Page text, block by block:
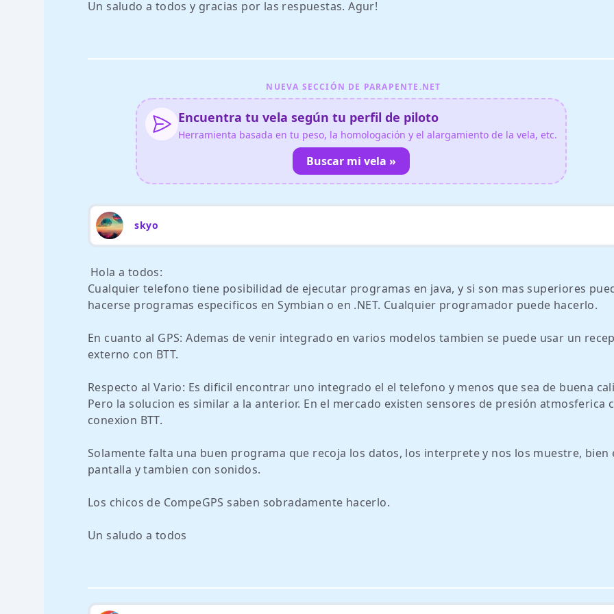
Un saludo a todos y gracias por las respuestas. Agur!
NUEVA SECCIÓN DE PARAPENTE.NET
Encuentra tu vela según tu perfil de piloto
Herramienta basada en tu peso, la homologación y el alargamiento de la vela, etc.
Buscar mi vela »
skyo
Hola a todos:
Cualquier telefono tiene posibilidad de ejecutar programas en java, y si son mas superiores
hacerse programas especificos en Symbian o en .NET. Cualquier programador puede hacerlo.
En cuanto al GPS: Ademas de venir integrado en varios modelos tambien se puede usar un
externo con BTT.
Respecto al Vario: Es dificil encontrar uno integrado el el telefono y menos que sea de buena
Pero la solucion es similar a la anterior. En el mercado existen sensores de presión atmosferica
conexion BTT.
Solamente falta una buen programa que recoja los datos, los interprete y nos los muestre, bien
pantalla y tambien con sonidos.
Los chicos de CompeGPS saben sobradamente hacerlo.
Un saludo a todos